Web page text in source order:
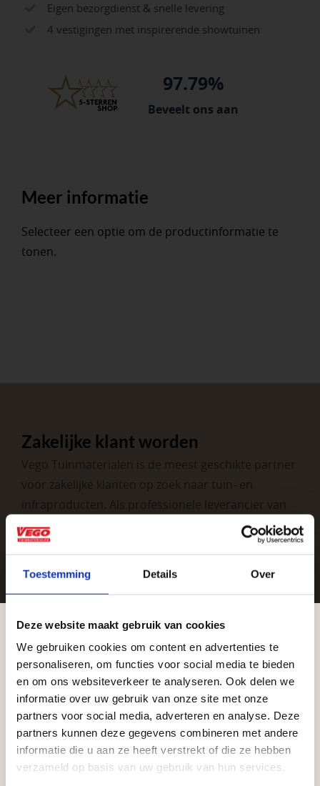
Toestemming Details Over
Deze website maakt gebruik van cookies
We gebruiken cookies om content en advertenties te
personaliseren, om functies voor social media te bieden
en om ons websiteverkeer te analyseren. Ook delen we
informatie over uw gebruik van onze site met onze
partners voor social media, adverteren en analyse. Deze
partners kunnen deze gegevens combineren met andere
informatie die u aan ze heeft verstrekt of die ze hebben
verzameld op basis van uw gebruik van hun services.
Eigen bezorgdienst & snelle levering
4 vestigingen met inspirerende showtuinen
97.79%
Beveelt ons aan
Meer informatie
Selecteer een optie om de productinformatie te
tonen.
Zakelijke klant worden
Vego Tuinmaterialen is de meest geschikte partner
voor zakelijke klanten op zoek naar tuin- en
infraproducten. Als professionele leverancier van
tuinmaterialen bieden wij een breed assortiment
aan producten van topkwaliteit. Lees meer over de
Vrijblijvend advies?
Geen probleem, wij hebben alles voor uw
Aangepaste openingstijden tijdens de
vakantieperiode
Waardenburg en Vego Dordrecht hanteren tijdens
de vakantieperiode aangepaste openingstijden op
zaterdag. Bekijk de vestigingspagina voor de
actuele openingstijden.